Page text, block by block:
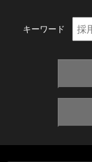
キーワード